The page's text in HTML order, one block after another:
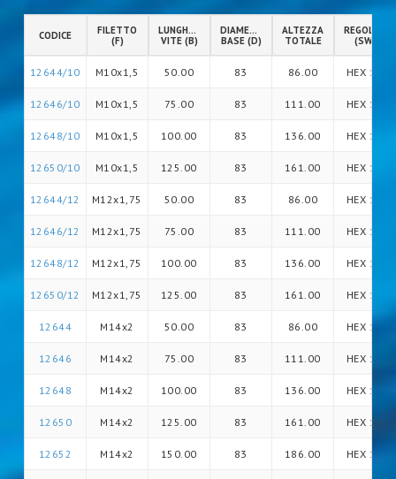
CODICE
FILETTO
(F)
LUNGHEZZA
VITE (B)
DIAMETRO
BASE (D)
ALTEZZA
TOTALE
(SW)
12644/10 M10x1,5 50.00 83 86.00 HEX 14
12646/10 M10x1,5 75.00 83 111.00 HEX 14
12648/10 M10x1,5 100.00 83 136.00 HEX 14
12650/10 M10x1,5 125.00 83 161.00 HEX 14
12644/12 M12x1,75 50.00 83 86.00 HEX 14
12646/12 M12x1,75 75.00 83 111.00 HEX 14
12648/12 M12x1,75 100.00 83 136.00 HEX 14
12650/12 M12x1,75 125.00 83 161.00 HEX 14
12644 M14x2 50.00 83 86.00 HEX 14
12646 M14x2 75.00 83 111.00 HEX 14
12648 M14x2 100.00 83 136.00 HEX 14
12650 M14x2 125.00 83 161.00 HEX 14
12652 M14x2 150.00 83 186.00 HEX 14